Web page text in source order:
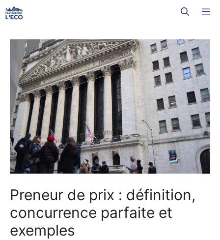
Aller
au
Preneur de prix : définition,
concurrence parfaite et
exemples